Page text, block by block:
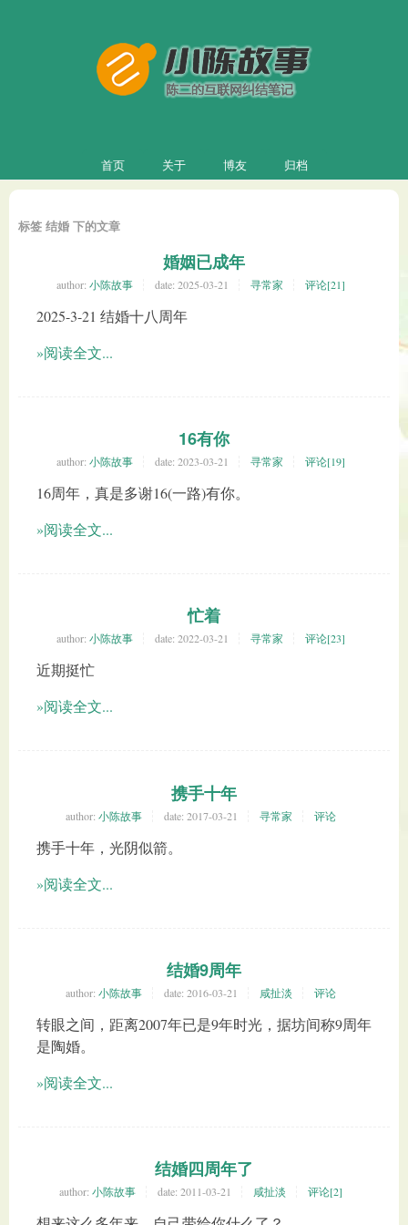
首页 关于 博友 归档
标签 结婚 下的文章
婚姻已成年
author: 小陈故事 date: 2025-03-21 寻常家 评论[21]
2025-3-21 结婚十八周年
»阅读全文...
16有你
author: 小陈故事 date: 2023-03-21 寻常家 评论[19]
16周年，真是多谢16(一路)有你。
»阅读全文...
忙着
author: 小陈故事 date: 2022-03-21 寻常家 评论[23]
近期挺忙
»阅读全文...
携手十年
author: 小陈故事 date: 2017-03-21 寻常家 评论
携手十年，光阴似箭。
»阅读全文...
结婚9周年
author: 小陈故事 date: 2016-03-21 咸扯淡 评论
转眼之间，距离2007年已是9年时光，据坊间称9周年
是陶婚。
»阅读全文...
结婚四周年了
author: 小陈故事 date: 2011-03-21 咸扯淡 评论[2]